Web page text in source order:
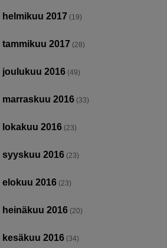
helmikuu 2017 (19)
tammikuu 2017 (28)
joulukuu 2016 (49)
marraskuu 2016 (33)
lokakuu 2016 (23)
syyskuu 2016 (23)
elokuu 2016 (23)
heinäkuu 2016 (20)
kesäkuu 2016 (34)